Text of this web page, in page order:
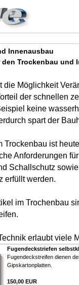
Innenausbau
Trockenbau und
die Möglichkeit
der schnellen
keine
spart der
Trockenbau ist
Anforderungen
Schallschutz
erfüllt werden.
im Trochenbau
erlaubt viele
Fugendeckstriefen
Fugendeckstreifen dienen
Gipskartonplatten.
150,00 EUR